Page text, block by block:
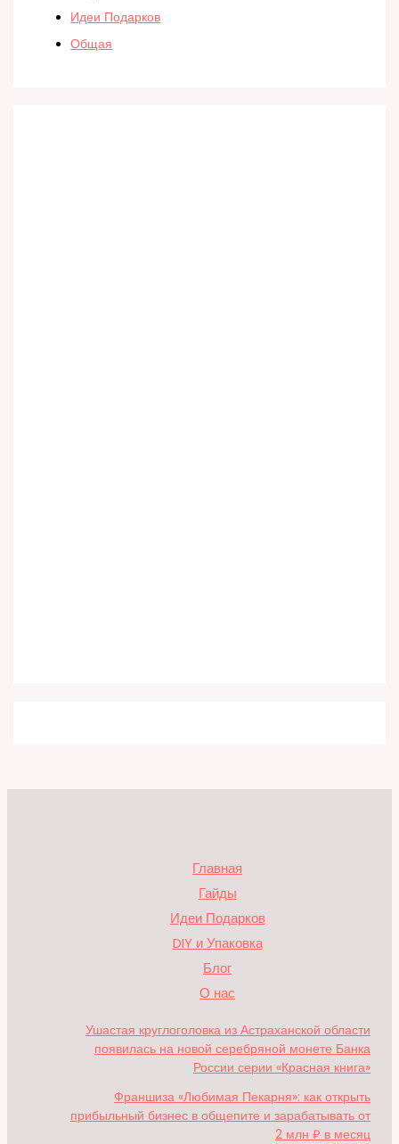
Идеи Подарков
Общая
Главная
Гайды
Идеи Подарков
DIY и Упаковка
Блог
О нас
Ушастая круглоголовка из Астраханской области
появилась на новой серебряной монете Банка
России серии «Красная книга»
Франшиза «Любимая Пекарня»: как открыть
прибыльный бизнес в общепите и зарабатывать от
2 млн ₽ в месяц